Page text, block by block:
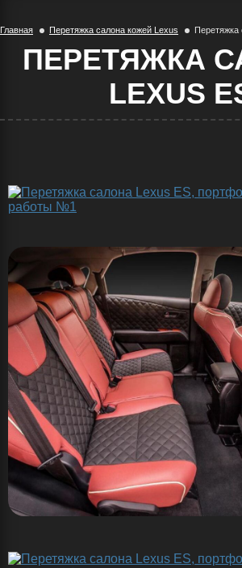
Главная Перетяжка салона кожей Lexus Перетяжка
ПЕРЕТЯЖКА
LEXUS